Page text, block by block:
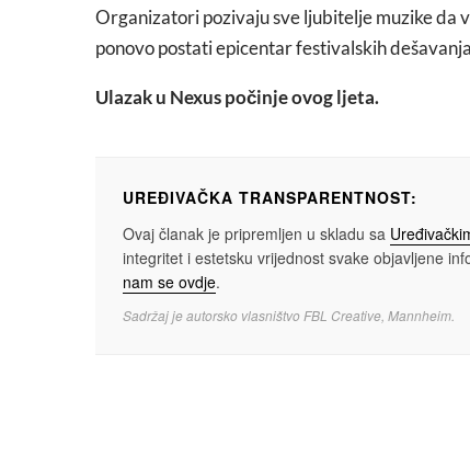
Organizatori pozivaju sve ljubitelje muzike da
ponovo postati epicentar festivalskih
Ulazak u Nexus počinje ovog ljeta.
UREĐIVAČKA TRANSPARENTNOST:
Ovaj članak je pripremljen u skladu sa
integritet i estetsku vrijednost svake objavljene
nam se ovdje.
Sadržaj je autorsko vlasništvo FBL Creative, Mannheim.